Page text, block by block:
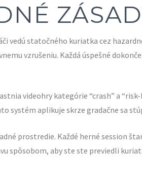
vedú statočného kuriatka cez
vzrušeniu. Každá úspešné
videohry kategórie “crash” a
systém aplikuje skrze gradačne sa
prostredie. Každé herné session
spôsobom, aby ste ste previedli